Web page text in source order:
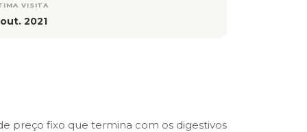
VISITA
out. 2021
preço fixo que termina com os digestivos